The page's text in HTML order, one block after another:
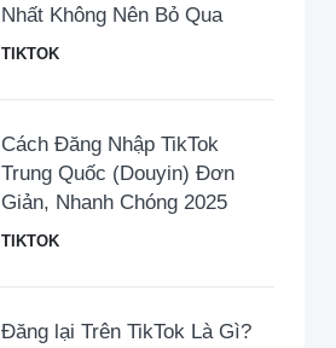
Nhất Không Nên Bỏ Qua
TIKTOK
Cách Đăng Nhập TikTok
Trung Quốc (Douyin) Đơn
Giản, Nhanh Chóng 2025
TIKTOK
Đăng lại Trên TikTok Là Gì?